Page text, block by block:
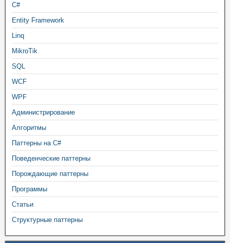
C#
Entity Framework
Linq
MikroTik
SQL
WCF
WPF
Администрирование
Алгоритмы
Паттерны на C#
Поведенческие паттерны
Порождающие паттерны
Программы
Статьи
Структурные паттерны